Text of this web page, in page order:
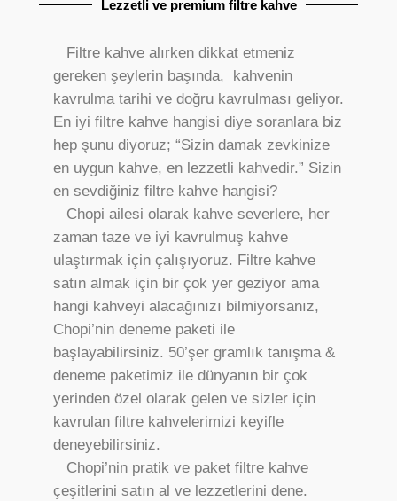
Lezzetli ve premium filtre kahve
Filtre kahve alırken dikkat etmeniz
gereken şeylerin başında, kahvenin
kavrulma tarihi ve doğru kavrulması geliyor.
En iyi filtre kahve hangisi diye soranlara biz
hep şunu diyoruz; “Sizin damak zevkinize
en uygun kahve, en lezzetli kahvedir.” Sizin
en sevdiğiniz filtre kahve hangisi?
Chopi ailesi olarak kahve severlere, her
zaman taze ve iyi kavrulmuş kahve
ulaştırmak için çalışıyoruz. Filtre kahve
satın almak için bir çok yer geziyor ama
hangi kahveyi alacağınızı bilmiyorsanız,
Chopi’nin deneme paketi ile
başlayabilirsiniz. 50’şer gramlık tanışma &
deneme paketimiz ile dünyanın bir çok
yerinden özel olarak gelen ve sizler için
kavrulan filtre kahvelerimizi keyifle
deneyebilirsiniz.
Chopi’nin pratik ve paket filtre kahve
çeşitlerini satın al ve lezzetlerini dene.